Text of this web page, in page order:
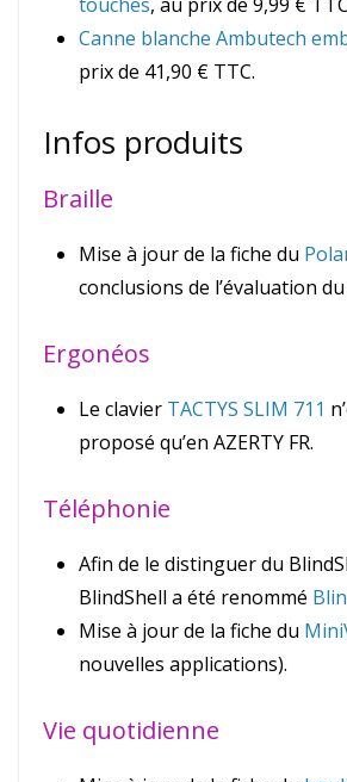
touches, au prix de 9,99 €
Canne blanche Ambutech
prix de 41,90 € TTC.
Infos produits
Braille
Mise à jour de la fiche du
conclusions de l’évaluation du
Ergonéos
Le clavier TACTYS SLIM 711
proposé qu’en AZERTY FR.
Téléphonie
Afin de le distinguer du
BlindShell a été renommé
Mise à jour de la fiche du
nouvelles applications).
Vie quotidienne